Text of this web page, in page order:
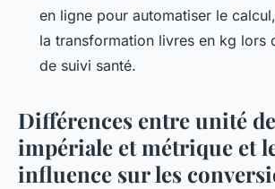
en ligne pour automatiser le
la transformation livres en kg lors
de suivi santé.
Différences entre unité
impériale et métrique et
influence sur les